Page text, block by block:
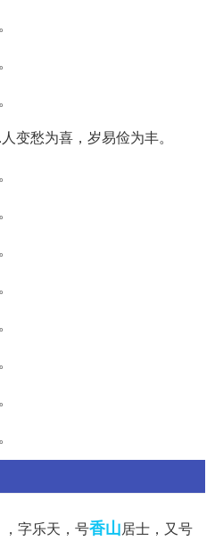
变愁为喜，岁易俭为丰。
字乐天，号香山居士，又号